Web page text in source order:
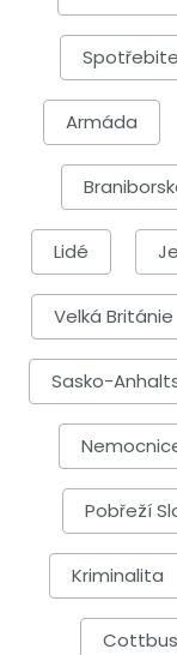
Armáda
Lidé
Velká Británie
Sasko-
Pobřeží
Kriminalita
Cottbus